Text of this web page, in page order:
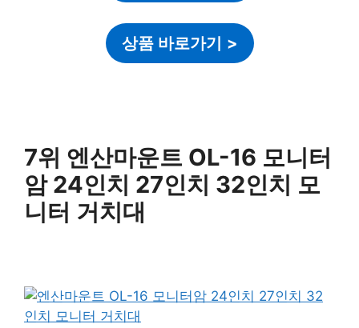
상품 바로가기 >
7위 엔산마운트 OL-16 모니터
암 24인치 27인치 32인치 모
니터 거치대